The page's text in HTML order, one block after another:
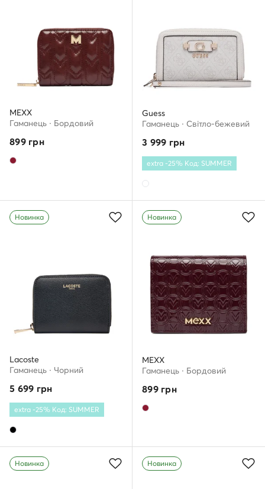
MEXX
Гаманець · Бордовий
899грн
Guess
Гаманець · Світло-бежевий
3 999 грн
extra -25% Код: SUMMER
Новинка
Lacoste
Гаманець · Чорний
5 699 грн
extra -25% Код: SUMMER
Новинка
MEXX
Гаманець · Бордовий
899грн
Новинка Новинка